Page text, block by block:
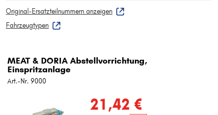
Original-Ersatzteilnummern anzeigen
Fahrzeugtypen
MEAT & DORIA Abstellvorrichtung,
Einspritzanlage
Art.-Nr. 9000
21,42 €